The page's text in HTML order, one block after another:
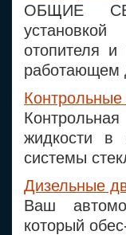
ОБЩИЕ
отопителя и
работающем
жидкости в
системы
Дизельные
Ваш
который